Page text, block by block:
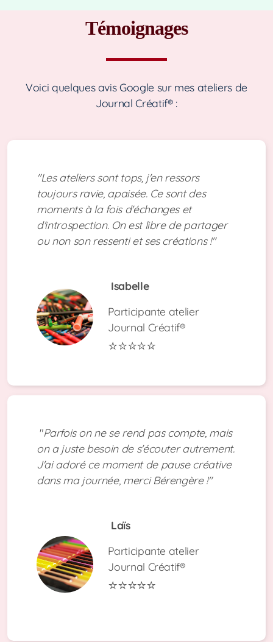
Témoignages
Voici quelques avis Google sur mes ateliers de
Journal Créatif® :
"Les ateliers sont tops, j'en ressors
toujours ravie, apaisée. Ce sont des
moments à la fois d'échanges et
d'introspection. On est libre de partager
ou non son ressenti et ses créations !"
Isabelle
Participante atelier
Journal Créatif®
⭐⭐⭐⭐⭐
"Parfois on ne se rend pas compte, mais
on a juste besoin de s'écouter autrement.
J'ai adoré ce moment de pause créative
dans ma journée, merci Bérengère !"
Laïs
Participante atelier
Journal Créatif®
⭐⭐⭐⭐⭐